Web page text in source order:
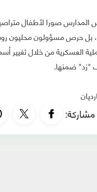
صورا لأطفال
بل حرص مسؤولون محليون
العسكرية من خلال تغيير
"زد" ضمنها.
مشاركة: